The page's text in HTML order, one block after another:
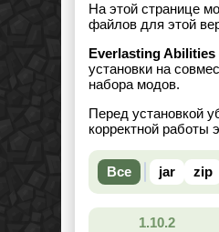
На этой странице
файлов для этой
Everlasting Abilities
установки на
набора модов.
Перед установкой
корректной работы
Все jar zip
1.10.2